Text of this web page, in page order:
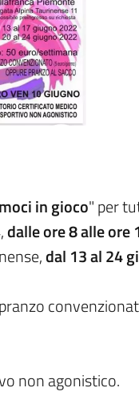
in gioco" per
dalle ore 8 alle ore
dal 13 al 24
non agonistico.